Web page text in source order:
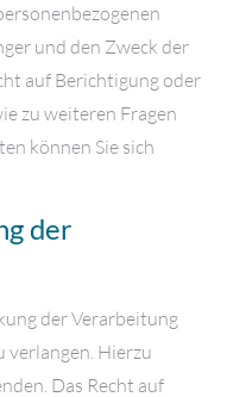
und den Zweck der
auf Berichtigung oder
zu weiteren Fragen
können Sie sich
der
der Verarbeitung
verlangen. Hierzu
Das Recht auf